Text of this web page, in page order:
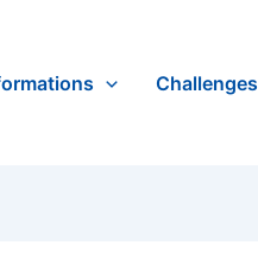
Challenges